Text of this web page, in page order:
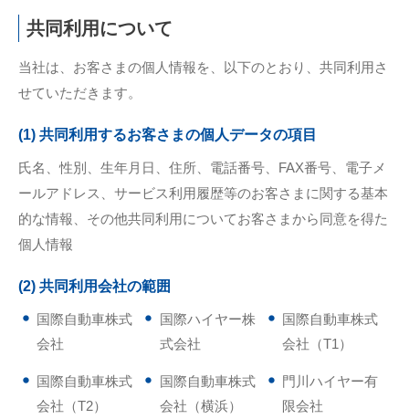
共同利用について
当社は、お客さまの個人情報を、以下のとおり、共同利用さ
せていただきます。
(1) 共同利用するお客さまの個人データの項目
氏名、性別、生年月日、住所、電話番号、FAX番号、電子メ
ールアドレス、サービス利用履歴等のお客さまに関する基本
的な情報、その他共同利用についてお客さまから同意を得た
個人情報
(2) 共同利用会社の範囲
国際自動車株式
会社
国際ハイヤー株
式会社
国際自動車株式
会社（T1）
国際自動車株式
会社（T2）
国際自動車株式
会社（横浜）
門川ハイヤー有
限会社